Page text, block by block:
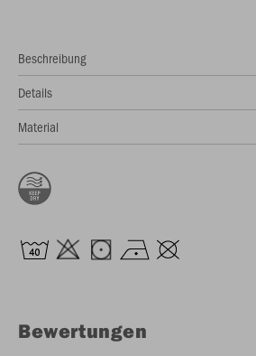
Beschreibung
Details
Material
Bewertungen